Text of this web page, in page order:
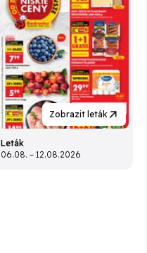
Zobrazit leták
Leták
06.08. – 12.08.2026